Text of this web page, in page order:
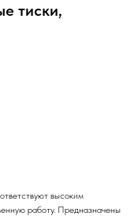
тиски,
высоким
работу. Предназначены